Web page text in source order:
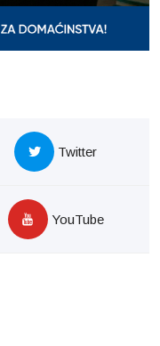
Twitter
YouTube